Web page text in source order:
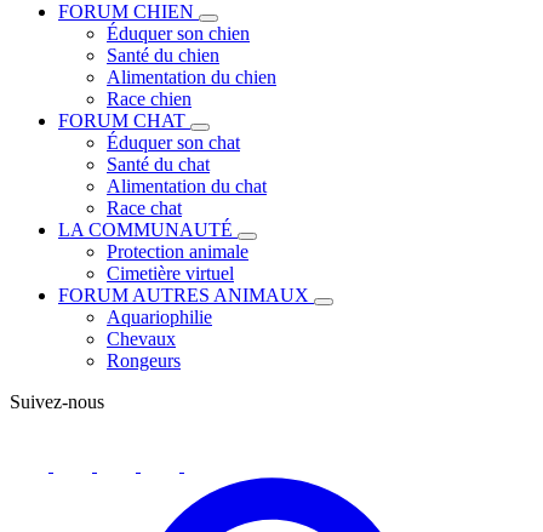
FORUM CHIEN
Éduquer son chien
Santé du chien
Alimentation du chien
Race chien
FORUM CHAT
Éduquer son chat
Santé du chat
Alimentation du chat
Race chat
LA COMMUNAUTÉ
Protection animale
Cimetière virtuel
FORUM AUTRES ANIMAUX
Aquariophilie
Chevaux
Rongeurs
Suivez-nous